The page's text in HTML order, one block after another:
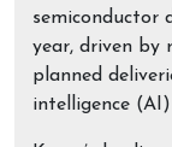
semiconductor
year, driven by
planned
intelligence (AI)